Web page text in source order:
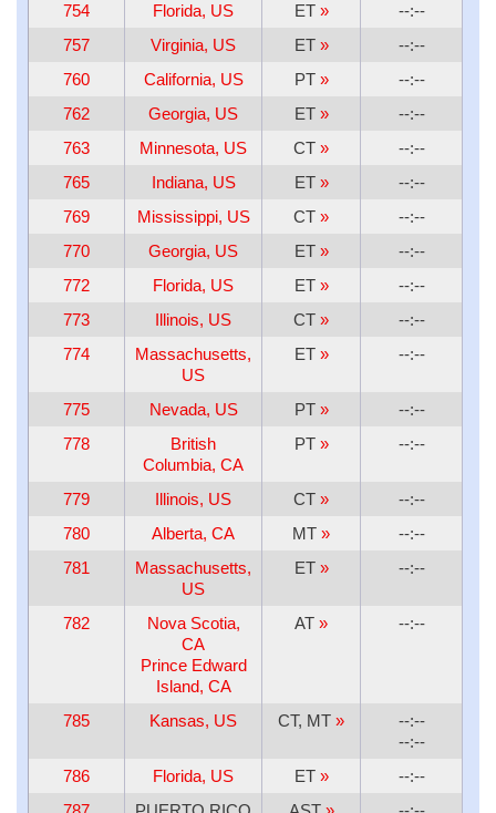
754
Florida, US ET »
--:--
757
Virginia, US ET »
--:--
760
California, US PT »
--:--
762
Georgia, US ET »
--:--
763
Minnesota, US CT »
--:--
765
Indiana, US ET »
--:--
769
Mississippi, US CT »
--:--
770
Georgia, US ET »
--:--
772
Florida, US ET »
--:--
773
Illinois, US CT »
--:--
774
Massachusetts,
US
ET » --:--
775 Nevada, US PT »
--:--
778
British
Columbia, CA
PT » --:--
779 Illinois, US CT »
--:--
780
Alberta, CA MT »
--:--
781
Massachusetts,
US
ET » --:--
782
Nova Scotia,
CA
Prince Edward
Island, CA
AT » --:--
785 Kansas, US CT, MT »
--:--
--:--
786
Florida, US ET »
--:--